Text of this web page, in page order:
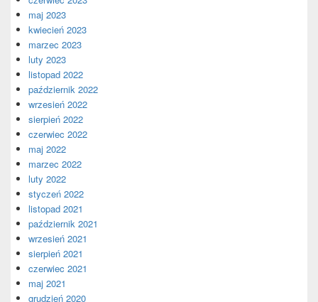
maj 2023
kwiecień 2023
marzec 2023
luty 2023
listopad 2022
październik 2022
wrzesień 2022
sierpień 2022
czerwiec 2022
maj 2022
marzec 2022
luty 2022
styczeń 2022
listopad 2021
październik 2021
wrzesień 2021
sierpień 2021
czerwiec 2021
maj 2021
grudzień 2020